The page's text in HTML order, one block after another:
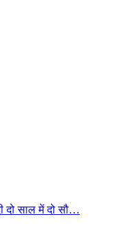
दो साल में दो सौ…